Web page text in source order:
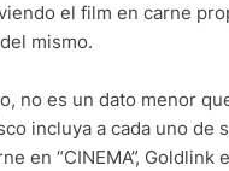
el film en carne
mismo.
no es un dato menor
incluya a cada uno de
en “CINEMA”, Goldlink